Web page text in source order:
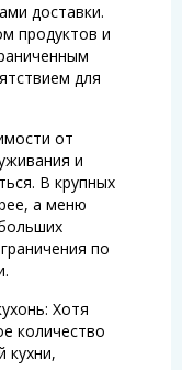
доставки.
продуктов и
для
от
и
В крупных
а меню
по
Хотя
количество
кухни,